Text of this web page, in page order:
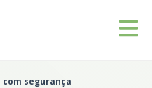
segurança